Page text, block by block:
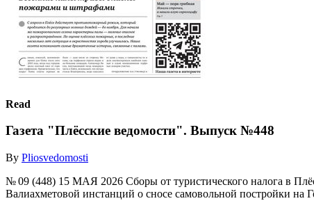
Read
Газета "Плёсские ведомости". Выпуск №448
By Pliosvedomosti
№ 09 (448) 15 МАЯ 2026 Сборы от туристического налога в
Валиахметовой инстанций о сносе самовольной постройки на